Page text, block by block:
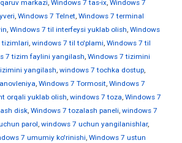
markazi, Windows 7 tas-ix, Windows 7
, Windows 7 Telnet, Windows 7 terminal
, Windows 7 til interfeysi yuklab olish, Windows
tizimlari, windows 7 til to'plami, Windows 7 til
7 tizim faylini yangilash, Windows 7 tizimini
yangilash, windows 7 tochka dostup,
, Windows 7 Tormosit, Windows 7
orqali yuklab olish, windows 7 toza, Windows 7
disk, Windows 7 tozalash paneli, windows 7
parol, windows 7 uchun yangilanishlar,
7 umumiy ko'rinishi, Windows 7 ustun